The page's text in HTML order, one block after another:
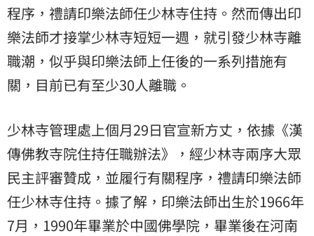
程序，禮請印樂法師任少林寺住持。然而傳出印
樂法師才接掌少林寺短短一週，就引發少林寺離
職潮，似乎與印樂法師上任後的一系列措施有
關，目前已有至少30人離職。
少林寺管理處上個月29日官宣新方丈，依據《漢
傳佛教寺院住持任職辦法》，經少林寺兩序大眾
民主評審贊成，並履行有關程序，禮請印樂法師
任少林寺住持。據了解，印樂法師出生於1966年
7月，1990年畢業於中國佛學院，畢業後在河南